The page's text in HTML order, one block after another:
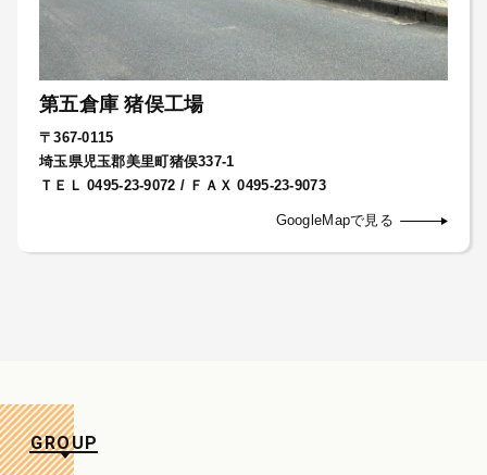
第五倉庫 猪俣工場
〒367-0115
埼玉県児玉郡美里町猪俣337-1
ＴＥＬ 0495-23-9072 / ＦＡＸ 0495-23-9073
GoogleMapで見る
GROUP